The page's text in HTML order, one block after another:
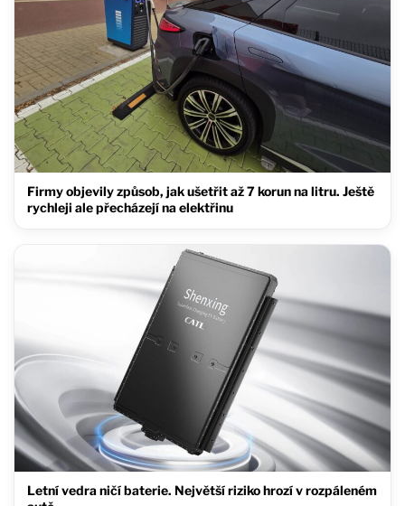
Firmy objevily způsob, jak ušetřit až 7 korun na litru. Ještě
rychleji ale přecházejí na elektřinu
Letní vedra ničí baterie. Největší riziko hrozí v rozpáleném